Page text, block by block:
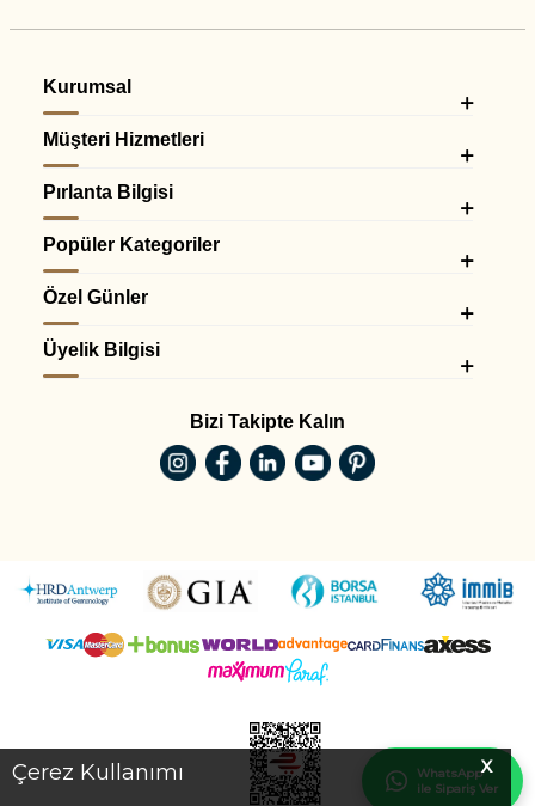
X
Çerez Kullanımı
WhatsApp
ile Sipariş Ver
Kurumsal
Müşteri Hizmetleri
Pırlanta Bilgisi
Popüler Kategoriler
Özel Günler
Üyelik Bilgisi
Bizi Takipte Kalın